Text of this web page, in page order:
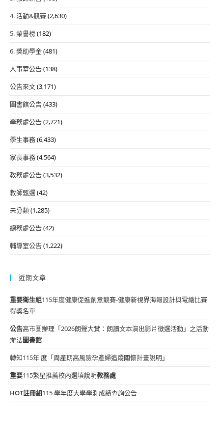
4. 活動&競賽(2,630)
5. 榮譽榜(182)
6. 獎助學金(481)
人事室公告(138)
公告來文(3,171)
圖書館公告(433)
學務處公告(2,721)
學生事務(6,433)
家長事務(4,564)
教務處公告(3,532)
教師甄選(42)
未分類(1,285)
總務處公告(42)
輔導室公告(1,222)
近期文章
重要衛生組115年度健康促進創意競賽-健康新視界海報設計與電繪比賽
得獎名單
公告高市圖辦理「2026朗聲大賞：朗讀文本演出影片徵選活動」之活動
辦法圖書館
轉知115年 度「周產期高風險孕產婦追蹤關懷計畫說明」
重要115繁星推薦校內選填說明教務處
HOT註冊組115 學年度大學學測成績查詢公告